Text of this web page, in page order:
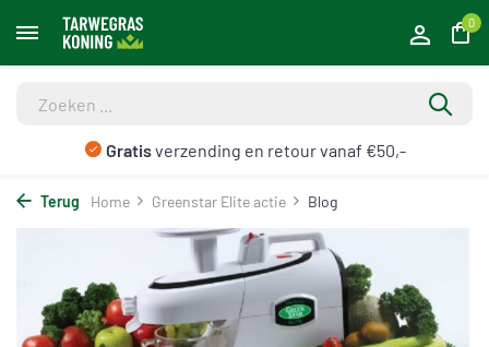
0
Gratisverzending en retour vanaf €50,-
Terug Home Greenstar Elite actie Blog